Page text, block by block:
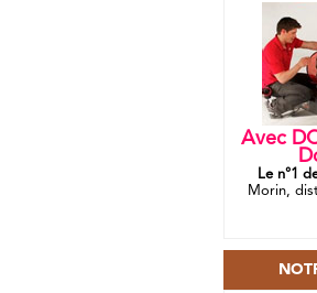
Avec
Le n°1
Morin,